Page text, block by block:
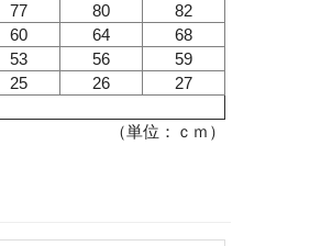
77 80
82
60 64
68
53 56
59
25 26
27
（単位：ｃｍ）